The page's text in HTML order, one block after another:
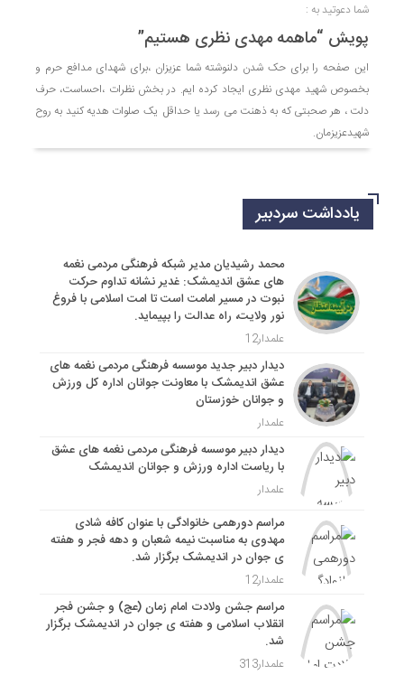
شما دعوتید به :
پویش “ماهمه مهدی نظری هستیم”
این صفحه را برای حک شدن دلنوشته شما عزیزان ،برای شهدای مدافع حرم و
بخصوص شهید مهدی نظری ایجاد کرده ایم. در بخش نظرات ،احساست، حرف
دلت ، هر صحبتی که به ذهنت می رسد یا حداقل یک صلوات هدیه کنید به روح
شهیدعزیزمان.
یادداشت سردبیر
محمد رشیدیان مدیر شبکه فرهنگی مردمی نغمه
های عشق اندیمشک: غدیر نشانه تداوم حرکت
نبوت در مسیر امامت است تا امت اسلامی با فروغ
نور ولایت، راه عدالت را بپیماید.
علمدار12
دیدار دبیر جدید موسسه فرهنگی مردمی نغمه های
عشق اندیمشک با معاونت جوانان اداره کل ورزش
و جوانان خوزستان
علمدار
دیدار دبیر موسسه فرهنگی مردمی نغمه های عشق
با ریاست اداره ورزش و جوانان اندیمشک
علمدار
مراسم دورهمی خانوادگی با عنوان کافه شادی
مهدوی به مناسبت نیمه شعبان و دهه فجر و هفته
ی جوان در اندیمشک برگزار شد.
علمدار12
مراسم جشن ولادت امام زمان (عج) و جشن فجر
انقلاب اسلامی و هفته ی جوان در اندیمشک برگزار
شد.
علمدار313